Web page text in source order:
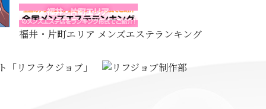
福井・片町エリア メンズエステランキング